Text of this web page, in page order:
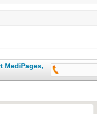
MediPages,